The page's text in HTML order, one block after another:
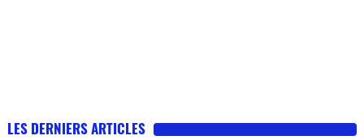
LES DERNIERS ARTICLES